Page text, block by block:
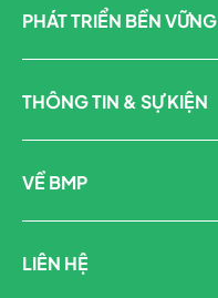
PHÁT TRIỂN BỀN VỮNG
THÔNG TIN & SỰ KIỆN
VỀ BMP
LIÊN HỆ